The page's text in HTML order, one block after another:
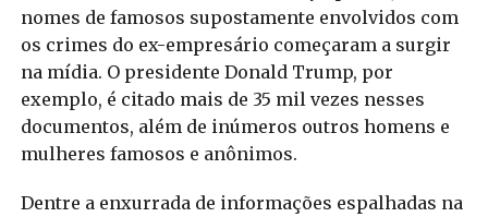
nomes de famosos supostamente envolvidos com
os crimes do ex-empresário começaram a surgir
na mídia. O presidente Donald Trump, por
exemplo, é citado mais de 35 mil vezes nesses
documentos, além de inúmeros outros homens e
mulheres famosos e anônimos.
Dentre a enxurrada de informações espalhadas na